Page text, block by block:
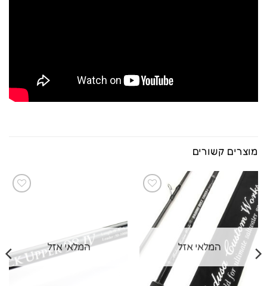
מוצרים קשורים
המלאי אזל המלאי אזל